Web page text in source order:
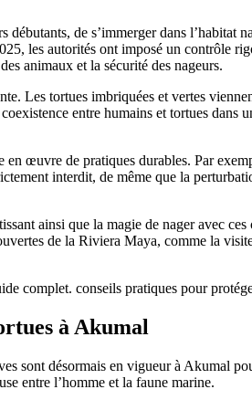
de s’immerger dans l’habitat
les autorités ont imposé un contrôle
animaux et la sécurité des nageurs.
Les tortues imbriquées et vertes
entre humains et tortues dans
œuvre de pratiques durables. Par
interdit, de même que la
ainsi que la magie de nager avec
de la Riviera Maya, comme la
à Akumal
sont désormais en vigueur à Akumal
entre l’homme et la faune marine.